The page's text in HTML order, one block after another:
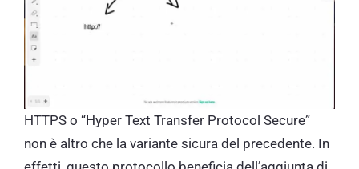
HTTPS o “Hyper Text Transfer Protocol Secure”
non è altro che la variante sicura del precedente. In